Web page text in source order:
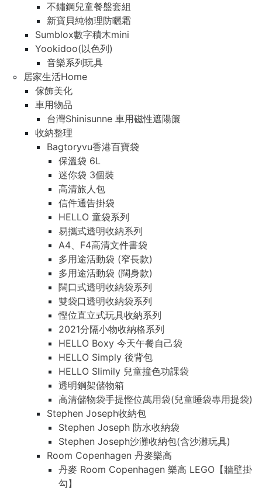
不鏽鋼兒童餐盤套組
新寶貝純物理防曬霜
Sumblox數字積木mini
Yookidoo(以色列)
音樂系列玩具
居家生活Home
傢飾美化
車用物品
台灣Shinisunne 車用磁性遮陽簾
收納整理
Bagtoryvu香港百寶袋
保溫袋 6L
迷你袋 3個裝
高清旅人包
信件通告掛袋
HELLO 童袋系列
易攜式透明收納系列
A4、F4高清文件書袋
多用途活動袋 (窄長款)
多用途活動袋 (闊身款)
闊口式透明收納袋系列
雙袋口透明收納袋系列
慳位直立式玩具收納系列
2021分隔小物收納格系列
HELLO Boxy 今天午餐自己袋
HELLO Simply 後背包
HELLO Slimily 兒童撞色功課袋
透明鋼架儲物箱
高清儲物袋手提慳位萬用袋(兒童睡袋專用提袋)
Stephen Joseph收納包
Stephen Joseph 防水收納袋
Stephen Joseph沙灘收納包(含沙灘玩具)
Room Copenhagen 丹麥樂高
丹麥 Room Copenhagen 樂高 LEGO【牆壁掛
勾】